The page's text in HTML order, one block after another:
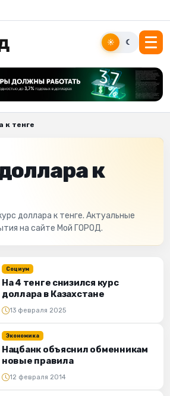
☀ ☾
к тенге
к
доллара к тенге. Актуальные
на сайте Мой ГОРОД.
Социум
На 4 тенге снизился курс
доллара в Казахстане
13 февраля 2025
Экономика
Нацбанк объяснил обменникам
новые правила
12 февраля 2014